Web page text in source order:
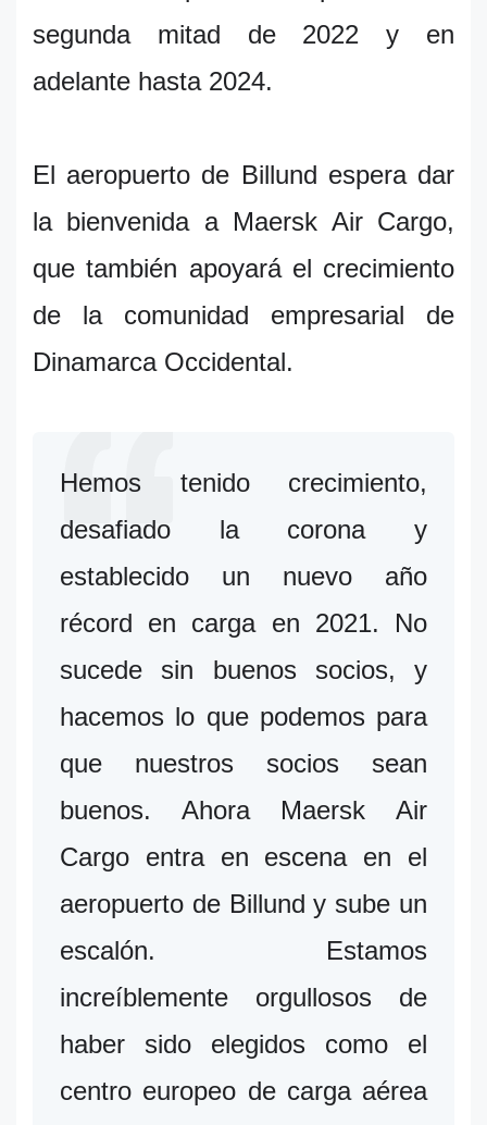
segunda mitad de 2022 y en
adelante hasta 2024.
El aeropuerto de Billund espera dar
la bienvenida a Maersk Air Cargo,
que también apoyará el crecimiento
de la comunidad empresarial de
Dinamarca Occidental.
Hemos tenido crecimiento,
desafiado la corona y
establecido un nuevo año
récord en carga en 2021. No
sucede sin buenos socios, y
hacemos lo que podemos para
que nuestros socios sean
buenos. Ahora Maersk Air
Cargo entra en escena en el
aeropuerto de Billund y sube un
escalón. Estamos
increíblemente orgullosos de
haber sido elegidos como el
centro europeo de carga aérea